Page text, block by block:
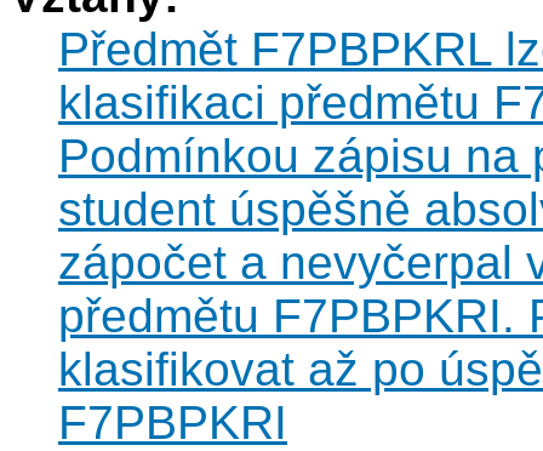
Předmět F7PBPKRL
klasifikaci předmětu
Podmínkou zápisu na
student úspěšně
zápočet a nevyčerpal
předmětu F7PBPKRI.
klasifikovat až po
F7PBPKRI